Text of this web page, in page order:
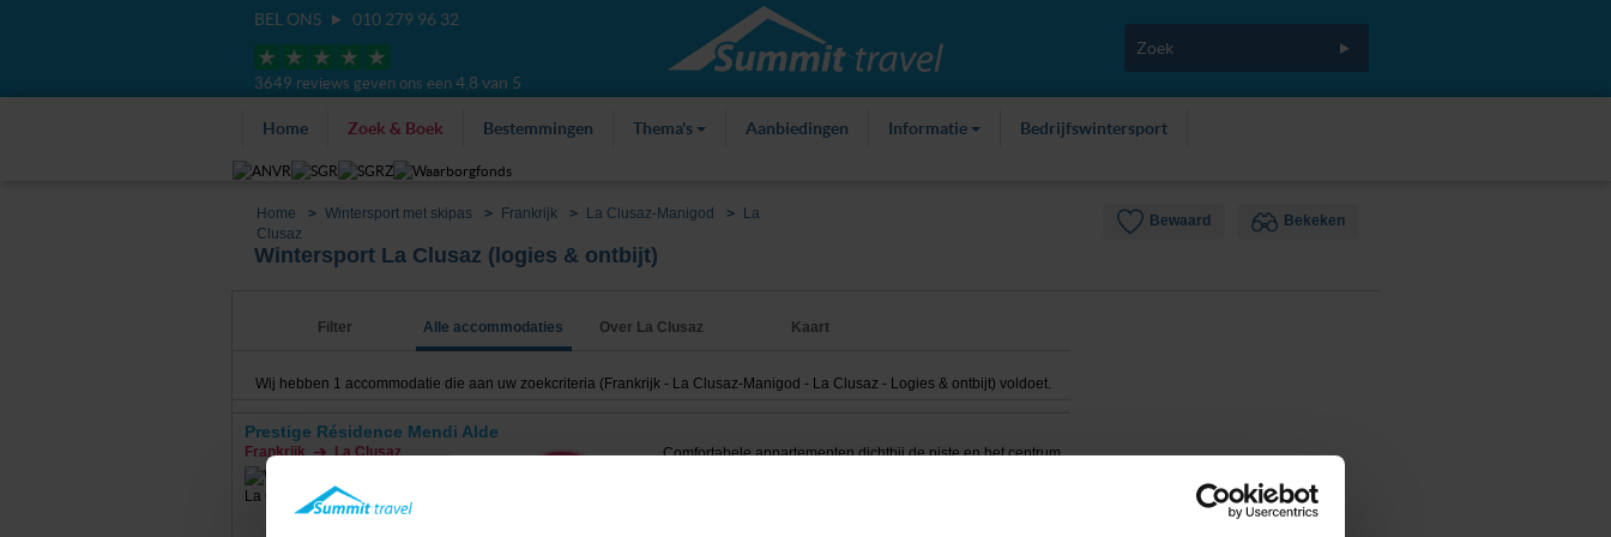
BEL ONS 010 279 96 32
3649 reviews geven ons een 4,8 van 5
Home Zoek & Boek Bestemmingen Thema's Aanbiedingen Informatie Bedrijfswintersport
Bewaard Bekeken
Home Wintersport met skipas Frankrijk La Clusaz-Manigod
La
Clusaz
Wintersport La Clusaz (logies & ontbijt)
Filter Alle accommodaties Over La Clusaz Kaart
Wij hebben 1 accommodatie die aan uw zoekcriteria (Frankrijk - La Clusaz-Manigod - La Clusaz - Logies & ontbijt) voldoet.
Prestige Résidence Mendi Alde
Frankrijk La Clusaz
Comfortabele appartementen dichtbij de piste en het centrum